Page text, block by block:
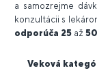
a samozrejme
konzultácii s
odporúča 25 až 50
Veková